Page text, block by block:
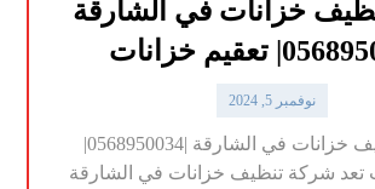
خزانات في الشارقة
نوفمبر 5, 2024
شركة تنظيف خزانات في الشارقة |0568950034|
تعد شركة تنظيف خزانات في الشارقة